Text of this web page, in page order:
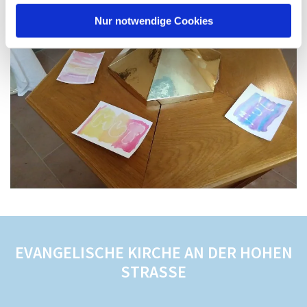
Nur notwendige Cookies
EVANGELISCHE KIRCHE AN DER HOHEN
STRASSE